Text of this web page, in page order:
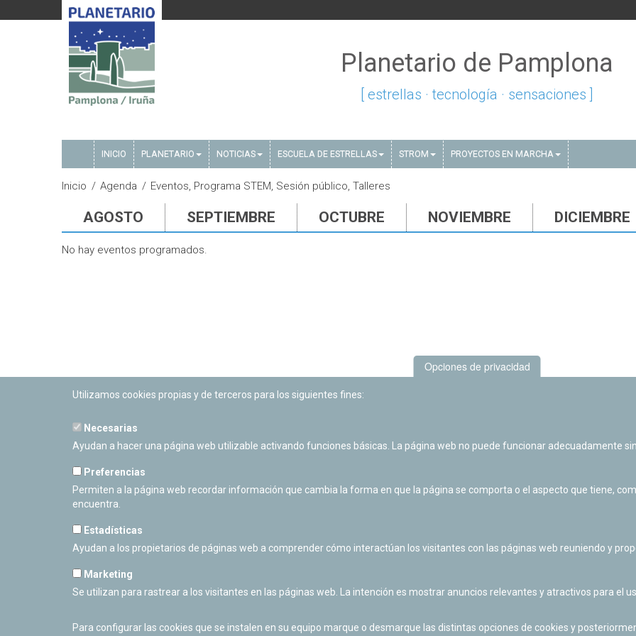
Planetario de Pamplona
[ estrellas · tecnología · sensaciones ]
INICIO PLANETARIO NOTICIAS ESCUELA DE ESTRELLAS STROM PROYECTOS EN MARCHA
Inicio Agenda Eventos, Programa STEM, Sesión público, Talleres
AGOSTO SEPTIEMBRE OCTUBRE NOVIEMBRE DICIEMBRE
No hay eventos programados.
PLANETARIO DE PAMPLONA
Calle Sancho RamÃ­rez, s/n
Cerrado Temporalmente
Opciones de privacidad
Utilizamos cookies propias y de terceros para los siguientes fines:
Necesarias
Ayudan a hacer una página web utilizable activando funciones básicas. La página web no puede funcionar adecuadamente
Preferencias
Permiten a la página web recordar información que cambia la forma en que la página se comporta o el aspecto que tiene,
encuentra.
Estadísticas
Ayudan a los propietarios de páginas web a comprender cómo interactúan los visitantes con las páginas web reuniendo y
Marketing
Se utilizan para rastrear a los visitantes en las páginas web. La intención es mostrar anuncios relevantes y atractivos para el
Para configurar las cookies que se instalen en su equipo marque o desmarque las distintas opciones de cookies y